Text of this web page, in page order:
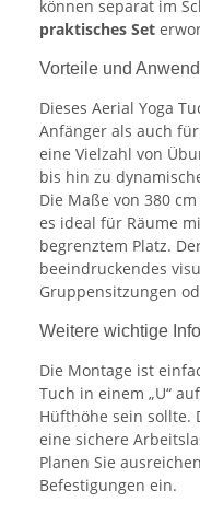
können separat im
praktisches Set
Vorteile und
Dieses Aerial Yoga
Anfänger als auch
eine Vielzahl von
bis hin zu
Die Maße von 380
es ideal für Räume
begrenztem Platz.
beeindruckendes
Gruppensitzungen
Weitere wichtige
Die Montage ist
Tuch in einem „U“
Hüfthöhe sein sollte.
eine sichere
Planen Sie
Befestigungen ein.